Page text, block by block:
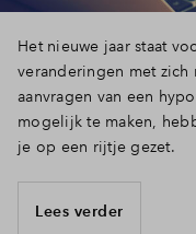
Het nieuwe jaar staat
veranderingen met zich
aanvragen van een
mogelijk te maken,
je op een rijtje gezet.
Lees verder